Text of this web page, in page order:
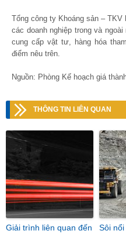
Tổng công ty Khoáng sản –
các doanh nghiệp trong và
cung cấp vật tư, hàng hóa
điểm nêu trên.
Nguồn: Phòng Kế hoạch giá
THÔNG TIN LIÊN QUAN
Giải trình liên quan đến
Sôi